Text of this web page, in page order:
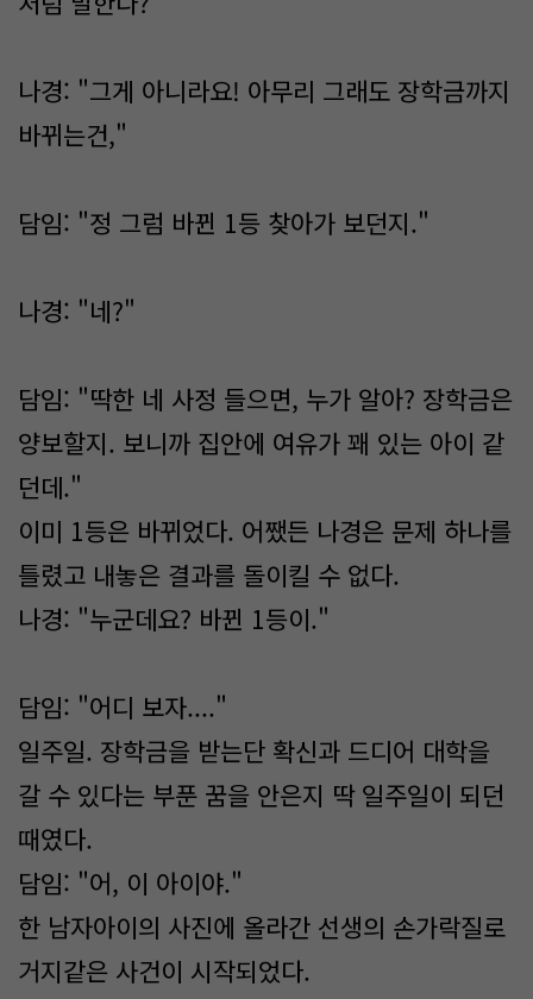
나경: "그게 아니라요! 아무리 그래도 장학금까지
바뀌는건,"
담임: "정 그럼 바뀐 1등 찾아가 보던지."
나경: "네?"
담임: "딱한 네 사정 들으면, 누가 알아? 장학금은
양보할지. 보니까 집안에 여유가 꽤 있는 아이 같
던데."
이미 1등은 바뀌었다. 어쨌든 나경은 문제 하나를
틀렸고 내놓은 결과를 돌이킬 수 없다.
나경: "누군데요? 바뀐 1등이."
담임: "어디 보자...."
일주일. 장학금을 받는단 확신과 드디어 대학을
갈 수 있다는 부푼 꿈을 안은지 딱 일주일이 되던
때였다.
담임: "어, 이 아이야."
한 남자아이의 사진에 올라간 선생의 손가락질로
거지같은 사건이 시작되었다.